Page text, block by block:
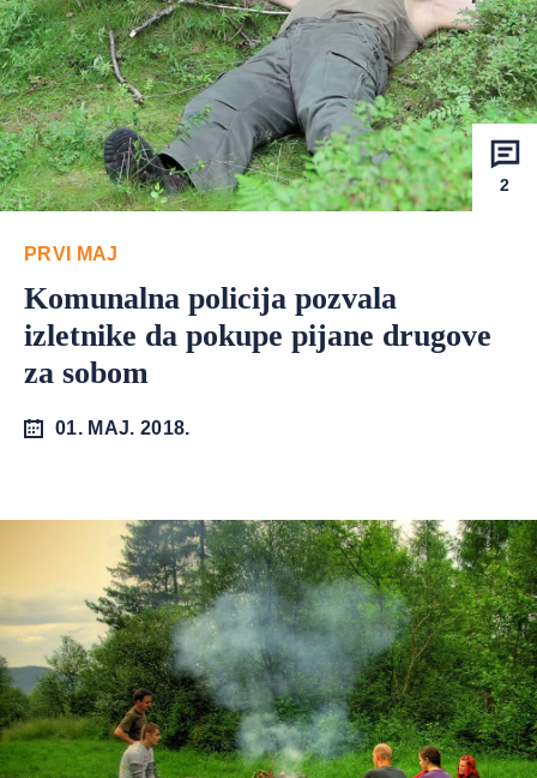
2
PRVI MAJ
Komunalna policija pozvala
izletnike da pokupe pijane drugove
za sobom
01. MAJ. 2018.